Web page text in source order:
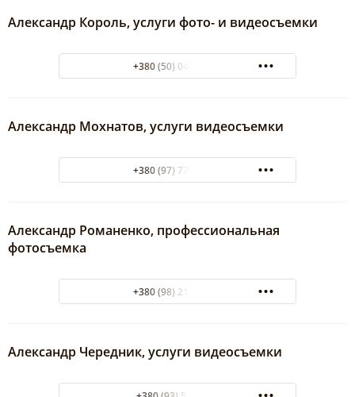
Александр Король, услуги фото- и видеосъемки
+380 (50) 047-06-50
Александр Мохнатов, услуги видеосъемки
+380 (97) 774-92-90
Александр Романенко, профессиональная
фотосъемка
+380 (98) 210-30-06
Александр Чередник, услуги видеосъемки